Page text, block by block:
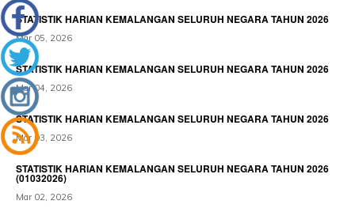
STATISTIK HARIAN KEMALANGAN SELURUH NEGARA TAHUN 2026
Mar 05, 2026
STATISTIK HARIAN KEMALANGAN SELURUH NEGARA TAHUN 2026
Mar 04, 2026
STATISTIK HARIAN KEMALANGAN SELURUH NEGARA TAHUN 2026
Mar 03, 2026
STATISTIK HARIAN KEMALANGAN SELURUH NEGARA TAHUN 2026
(01032026)
Mar 02, 2026